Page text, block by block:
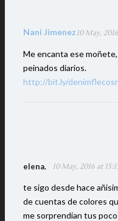
Nani Jimenez10 May,
Me encanta ese
peinados diarios.
http://bit.ly/
elena. 10 May, 2016 at
te sigo desde hace
de cuentas de colores
me sorprendían tus